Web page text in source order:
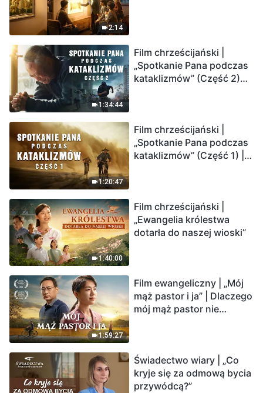
2:14
1:34:44
Film chrześcijański |
„Spotkanie Pana podczas
kataklizmów” (Część 2)
Ludzkość weszła w
odliczanie. Czy znalazłeś
już drogę ocalenia?
1:20:47
Film chrześcijański |
„Spotkanie Pana podczas
kataklizmów” (Część 1) |
1:40:00
Film chrześcijański |
„Ewangelia królestwa
dotarła do naszej wioski”
1:59:27
Film ewangeliczny | „Mój
mąż pastor i ja” | Dlaczego
mój mąż pastor nie
Świadectwo wiary | „Co
kryje się za odmową bycia
przywódcą?”